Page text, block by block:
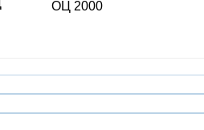
ОЦ 2000